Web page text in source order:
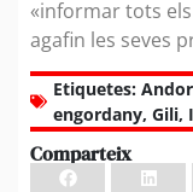
«informar tots
agafin les seves
Etiquetes:
engordany, Gili,
Comparteix